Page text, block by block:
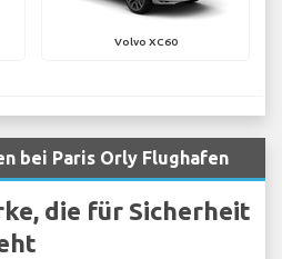
Volvo XC60
bei Paris Orly Flughafen
die für Sicherheit